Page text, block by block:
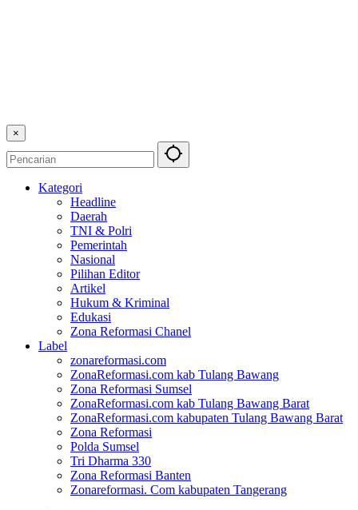
×
Kategori
Headline
Daerah
TNI & Polri
Pemerintah
Nasional
Pilihan Editor
Artikel
Hukum & Kriminal
Edukasi
Zona Reformasi Chanel
Label
zonareformasi.com
ZonaReformasi.com kab Tulang Bawang
Zona Reformasi Sumsel
ZonaReformasi.com kab Tulang Bawang Barat
ZonaReformasi.com kabupaten Tulang Bawang Barat
Zona Reformasi
Polda Sumsel
Tri Dharma 330
Zona Reformasi Banten
Zonareformasi. Com kabupaten Tangerang